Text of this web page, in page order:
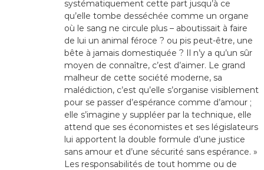
systématiquement cette part jusqu’à ce
qu’elle tombe desséchée comme un organe
où le sang ne circule plus – aboutissait à faire
de lui un animal féroce ? ou pis peut-être, une
bête à jamais domestiquée ? Il n’y a qu’un sûr
moyen de connaître, c’est d’aimer. Le grand
malheur de cette société moderne, sa
malédiction, c’est qu’elle s’organise visiblement
pour se passer d’espérance comme d’amour ;
elle s’imagine y suppléer par la technique, elle
attend que ses économistes et ses législateurs
lui apportent la double formule d’une justice
sans amour et d’une sécurité sans espérance. »
Les responsabilités de tout homme ou de